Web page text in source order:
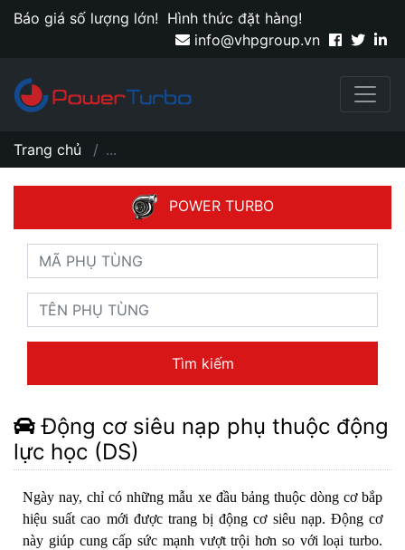
Báo giá số lượng lớn! Hình thức đặt hàng!
info@vhpgroup.vn
Trang chủ ...
POWER TURBO
Tìm kiếm
Động cơ siêu nạp phụ thuộc động
lực học (DS)
Ngày nay, chỉ có những mẫu xe đầu bảng thuộc dòng cơ bắp
hiệu suất cao mới được trang bị động cơ siêu nạp. Động cơ
này giúp cung cấp sức mạnh vượt trội hơn so với loại turbo.